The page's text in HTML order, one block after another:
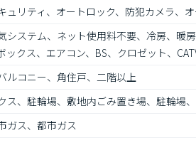
ュリティ、オートロック、防犯カメラ、
システム、ネット使用料不要、冷房、暖
ックス、エアコン、BS、クロゼット、
ルコニー、角住戸、二階以上
ス、駐輪場、敷地内ごみ置き場、駐輪場
ガス、都市ガス